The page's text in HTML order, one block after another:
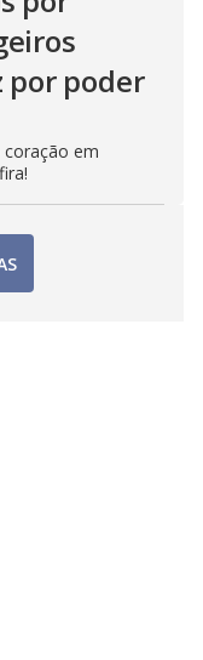
por poder
coração em